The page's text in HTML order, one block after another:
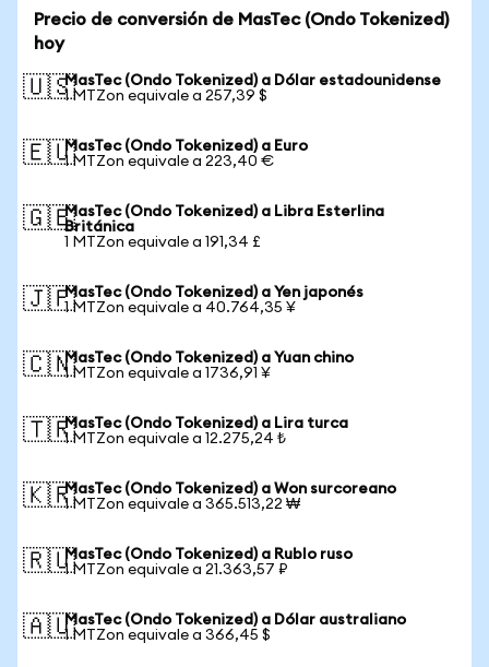
Precio de conversión de MasTec (Ondo Tokenized)
hoy
🇺🇸MasTec (Ondo Tokenized) a Dólar estadounidense
1 MTZon equivale a 257,39 $
🇪🇺MasTec (Ondo Tokenized) a Euro
1 MTZon equivale a 223,40 €
🇬🇧MasTec (Ondo Tokenized) a Libra Esterlina
Británica
1 MTZon equivale a 191,34 £
🇯🇵MasTec (Ondo Tokenized) a Yen japonés
1 MTZon equivale a 40.764,35 ¥
🇨🇳MasTec (Ondo Tokenized) a Yuan chino
1 MTZon equivale a 1736,91 ¥
🇹🇷MasTec (Ondo Tokenized) a Lira turca
1 MTZon equivale a 12.275,24 ₺
🇰🇷MasTec (Ondo Tokenized) a Won surcoreano
1 MTZon equivale a 365.513,22 ₩
🇷🇺MasTec (Ondo Tokenized) a Rublo ruso
1 MTZon equivale a 21.363,57 ₽
🇦🇺MasTec (Ondo Tokenized) a Dólar australiano
1 MTZon equivale a 366,45 $